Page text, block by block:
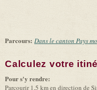
Parcours: Dans le canton Pays
Calculez votre
Pour s'y rendre:
Parcourir 1,5 km en direction de